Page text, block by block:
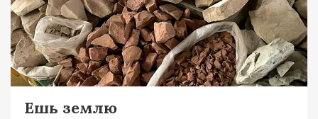
Ешь землю